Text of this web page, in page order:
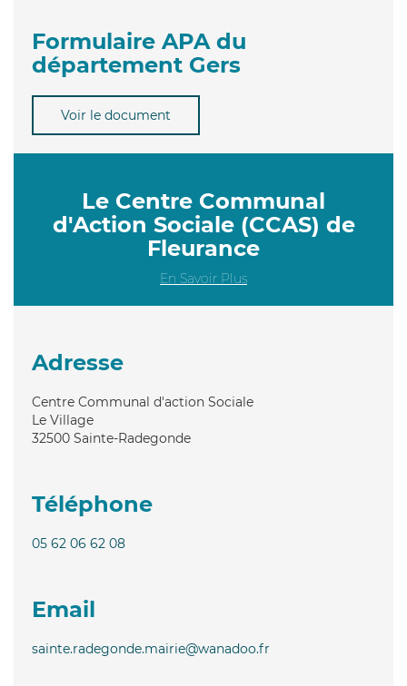
Formulaire APA du
département Gers
Voir le document
Le Centre Communal
d'Action Sociale (CCAS) de
Fleurance
En Savoir Plus
Adresse
Centre Communal d'action Sociale
Le Village
32500 Sainte-Radegonde
Téléphone
05 62 06 62 08
Email
sainte.radegonde.mairie@wanadoo.fr